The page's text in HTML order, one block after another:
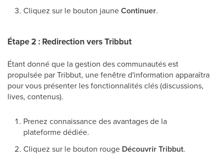
Cliquez sur le bouton jauneContinuer.
Étape 2 : Redirection vers Tribbut
Étant donné que la gestion des communautés est
propulsée par Tribbut, une fenêtre d'information apparaîtra
pour vous présenter les fonctionnalités clés (discussions,
lives, contenus).
Prenez connaissance des avantages de la
plateforme dédiée.
Cliquez sur le bouton rouge Découvrir Tribbut.